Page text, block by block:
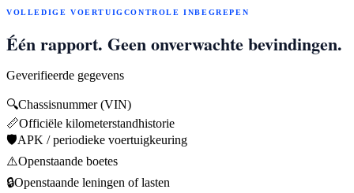
VOLLEDIGE VOERTUIGCONTROLE INBEGREPEN
Één rapport. Geen onverwachte bevindingen.
Geverifieerde gegevens
🔍Chassisnummer (VIN)
📏Officiële kilometerstandhistorie
🛡️APK / periodieke voertuigkeuring
⚠️Openstaande boetes
🔒Openstaande leningen of lasten